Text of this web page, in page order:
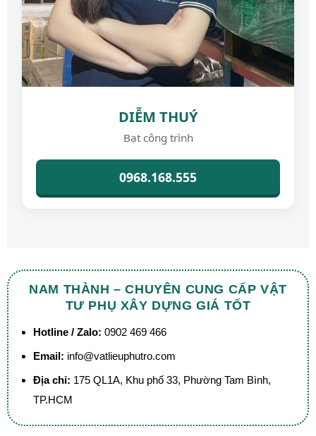
DIỄM THUÝ
Bạt công trình
0968.168.555
NAM THÀNH – CHUYÊN CUNG CẤP VẬT
TƯ PHỤ XÂY DỰNG GIÁ TỐT
Hotline / Zalo: 0902 469 466
Email: info@vatlieuphutro.com
Địa chỉ: 175 QL1A, Khu phố 33, Phường Tam Bình,
TP.HCM